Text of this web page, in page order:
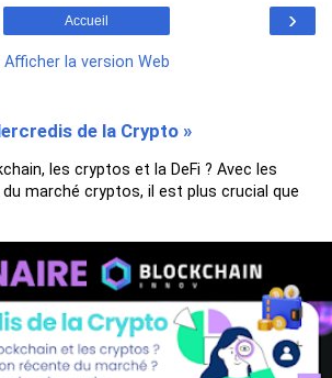
›
Accueil
Afficher la version Web
de la Crypto »
les cryptos et la DeFi ? Avec les
marché cryptos, il est plus crucial que